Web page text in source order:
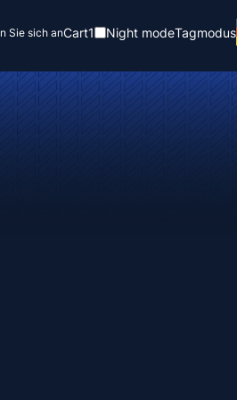
Sie sich anCart1 Night modeTagmodus